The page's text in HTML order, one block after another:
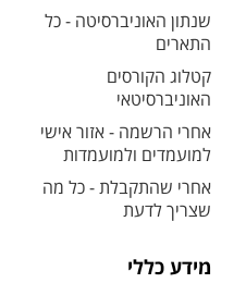
שנתון האוניברסיטה - כל
התארים
קטלוג הקורסים
האוניברסיטאי
אחרי הרשמה - אזור אישי
למועמדים ולמועמדות
אחרי שהתקבלת - כל מה
שצריך לדעת
מידע כללי